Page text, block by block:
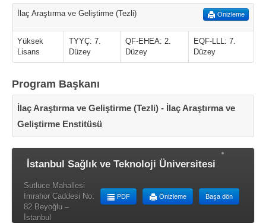
İlaç Araştırma ve Geliştirme (Tezli) Önizleme
Yüksek
Lisans
TYYÇ: 7.
Düzey
QF-EHEA: 2.
Düzey
EQF-LLL: 7.
Düzey
Program Başkanı
İlaç Araştırma ve Geliştirme (Tezli) - İlaç Araştırma ve
Geliştirme Enstitüsü
İstanbul Sağlık ve Teknoloji Üniversitesi
Başa dön
Önizleme
PDF
Sütlüce Mahallesi
İmrahor Caddesi No:
82 Beyoğlu –
İstanbul